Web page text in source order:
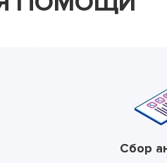
Сбор